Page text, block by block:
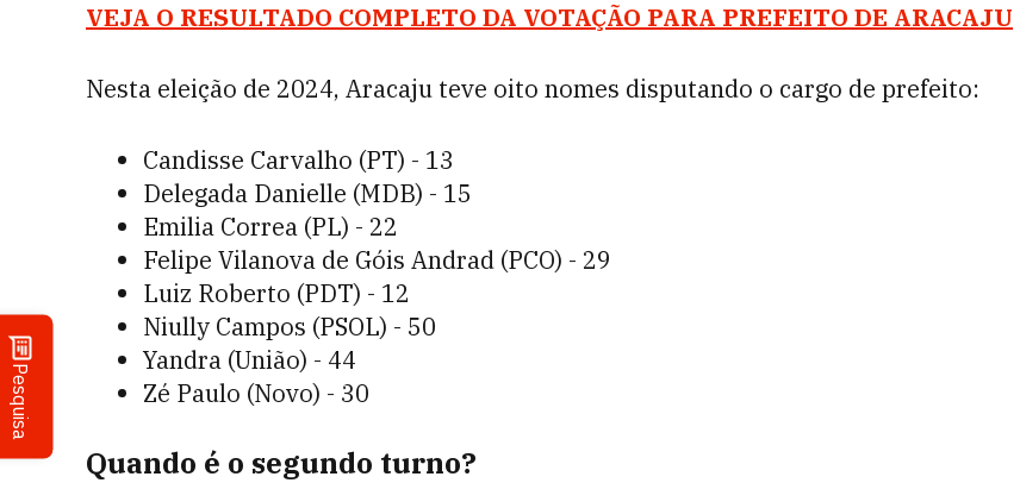
Pesquisa
VEJA O RESULTADO COMPLETO DA VOTAÇÃO PARA PREFEITO DE ARACAJU
Nesta eleição de 2024, Aracaju teve oito nomes disputando o cargo de prefeito:
Candisse Carvalho (PT) - 13
Delegada Danielle (MDB) - 15
Emilia Correa (PL) - 22
Felipe Vilanova de Góis Andrad (PCO) - 29
Luiz Roberto (PDT) - 12
Niully Campos (PSOL) - 50
Yandra (União) - 44
Zé Paulo (Novo) - 30
Quando é o segundo turno?